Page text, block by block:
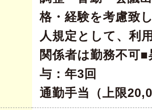
格・経験を考慮致
人規定として、利
関係者は勤務不可
与：年3回
通勤手当（上限